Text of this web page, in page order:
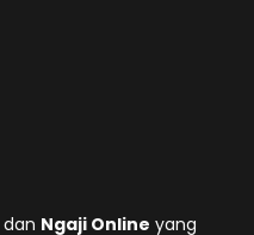
dan Ngaji Online yang